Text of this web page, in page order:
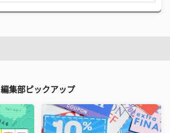
編集部ピックアップ